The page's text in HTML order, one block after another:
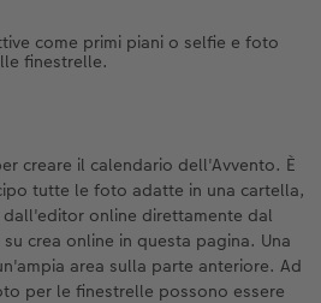
come primi piani o selfie e foto
finestrelle.
creare il calendario dell'Avvento. È
tutte le foto adatte in una cartella,
online direttamente dal
crea online in questa pagina. Una
area sulla parte anteriore. Ad
per le finestrelle possono essere